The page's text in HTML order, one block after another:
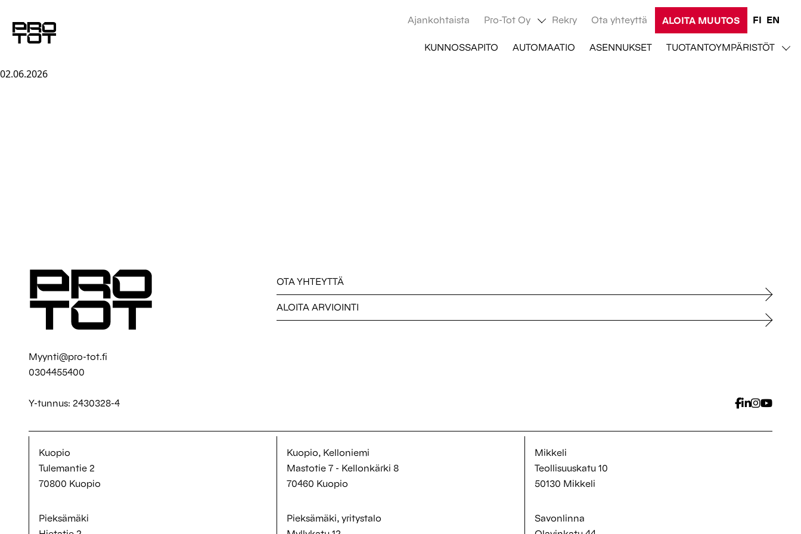
Skip to content
Ajankohtaista Pro-Tot Oy Rekry Ota yhteyttä ALOITA MUUTOS FI EN
KUNNOSSAPITO AUTOMAATIO ASENNUKSET TUOTANTOYMPÄRISTÖT
02.06.2026
Myynti@pro-tot.fi
0304455400
Y-tunnus: 2430328-4
OTA YHTEYTTÄ
ALOITA ARVIOINTI
Kuopio
Tulemantie 2
70800 Kuopio
Kuopio, Kelloniemi
Mastotie 7 - Kellonkärki 8
70460 Kuopio
Mikkeli
Teollisuuskatu 10
50130 Mikkeli
Pieksämäki
Pieksämäki, yritystalo
Savonlinna